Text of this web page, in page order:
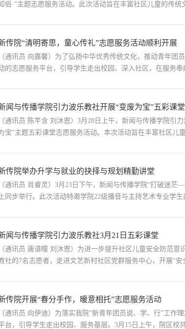
俗·”主题志愿服务活动。此次活动旨在丰富社区儿童的传
传院“清明寄思，童心传礼”志愿服务活动顺利开展
（通讯员 向嘉馨）为了弘扬中华优秀传统文化，推动青年
的志愿服务平台，引导学生走出校园、深入社区，在服务
闻与传播学院引力波乐教社开展“变废为宝”五彩课堂
（通讯员 陈芊含 刘沐恩）3月28日上午，新闻与传播学院引
宝”主题五彩课堂志愿服务活动。本次活动旨在丰富社区儿
传院举办升学与就业的抉择与规划精勤讲堂
（通讯员 肖睿灵）3月23日下午，新闻与传播学院“打破迷
上同步举行。此次活动特邀学院22级播音与主持艺术专业学
闻与传播学院引力波乐教社3月21日五彩课堂
（通讯员 唐语瞳 刘沐恩）为进一步提升社区儿童安全防范
社的7名志愿者，走进文艺新村社区党群服务中心，开展“
传院开展“春分手作，暖意相托”志愿服务活动
（通讯员 向伊迪）为落实我院“新青年团员说、学、行”工
台，引导学生走出校园、服务基层。3月15日上午，院区校